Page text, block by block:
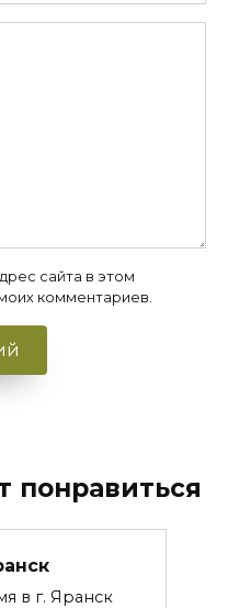
сайта в этом
комментариев.
понравиться
в г. Яранск